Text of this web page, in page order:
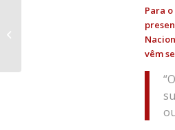
Para
vêm
conversa entre advogados no